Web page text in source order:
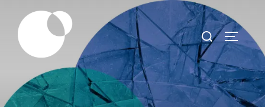
content
Search
for: